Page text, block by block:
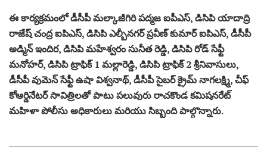
ఈ కార్యక్రమంలో డీసీపీ మల్కాజీగిరి పద్మజ ఐపీఎస్, డిసిపి యాదాద్రి
రాజేష్ చంద్ర ఐపిఎస్, డిసిపి ఎల్బీనగర్ ప్రవీణ్ కుమార్ ఐపిఎస్, డీసీపీ
అడ్మిన్ ఇందిర, డిసిపి మహేశ్వరం సునీత రెడ్డి, డిసిపి రోడ్ సేఫ్టీ
మనోహర్, డిసిపి ట్రాఫిక్ 1 మల్లారెడ్డి, డిసిపి ట్రాఫిక్ 2 శ్రీనివాసులు,
డీసీపీ వుమెన్ సేఫ్టీ ఉషా విశ్వనాథ్, డీసీపీ సైబర్ క్రైమ్ నాగలక్ష్మి, చీఫ్
కోఆర్డినేటర్ సావిత్రిలతో పాటు పలువురు రాచకొండ కమిషనరేట్‌
మహిళా పోలీసు అధికారులు మరియు సిబ్బంది పాల్గొన్నారు.